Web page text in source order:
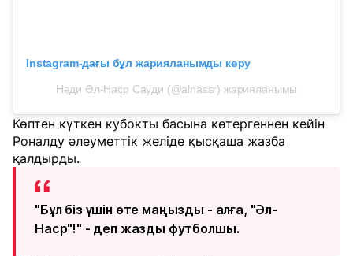
Instagram-дағы бұл жарияланымды көру
Нәди Әл-Наср Сауди (@alnassr) жарияланымы
Көптен күткен кубокты басына көтергеннен кейін
Роналду әлеуметтік желіде қысқаша жазба
қалдырды.
"Бұл біз үшін өте маңызды - алға, "Әл-
Наср"!" - деп жазды футболшы.